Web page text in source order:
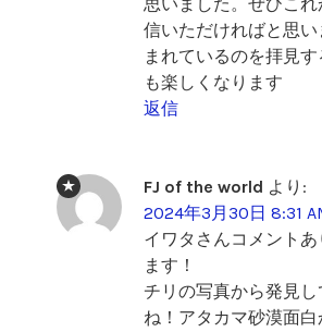
思いました。ぜひこ
信いただければと思
まれているのを拝見
も楽しくなります
返信
FJ of the world より:
2024年3月30日 8:31
イワタさんコメント
ます！
チリの写真から発見
ね！アタカマ砂漠面